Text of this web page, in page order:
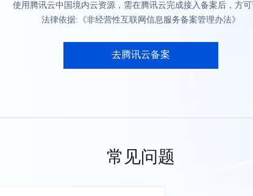
使用腾讯云中国境内云资源，需在腾讯云完成接入备案后，方
法律依据:《非经营性互联网信息服务备案管理办法》
去腾讯云备案
常见问题